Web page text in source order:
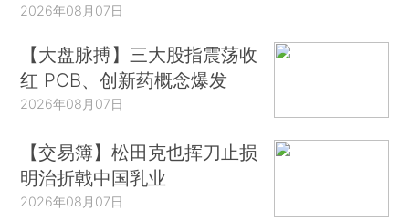
2026年08月07日
【大盘脉搏】三大股指震荡收
红 PCB、创新药概念爆发
2026年08月07日
【交易簿】松田克也挥刀止损
明治折戟中国乳业
2026年08月07日